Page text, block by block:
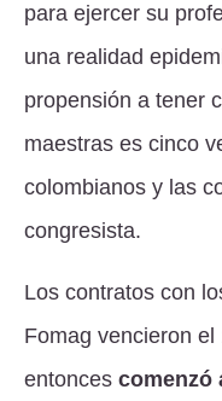
para ejercer su
una realidad
propensión a tener
maestras es cinco
colombianos y las
congresista.
Los contratos con
Fomag vencieron
entonces comenzó